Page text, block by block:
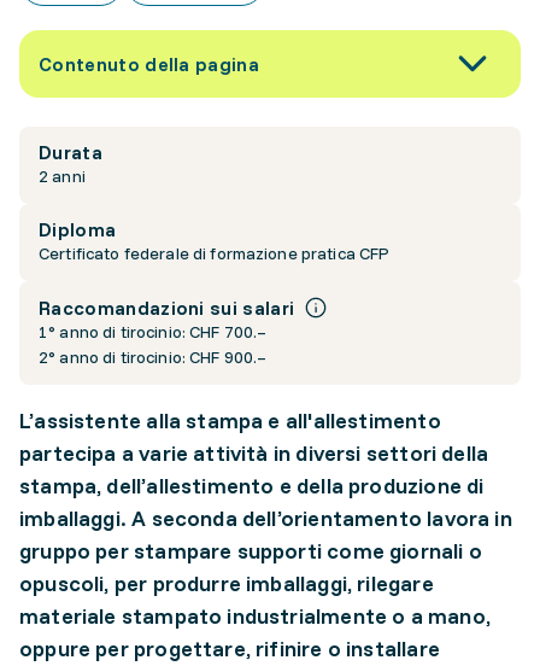
Contenuto della pagina
Durata
2 anni
Diploma
Certificato federale di formazione pratica CFP
Raccomandazioni sui salari
1° anno di tirocinio: CHF 700.–
2° anno di tirocinio: CHF 900.–
L’assistente alla stampa e all'allestimento
partecipa a varie attività in diversi settori della
stampa, dell’allestimento e della produzione di
imballaggi. A seconda dell’orientamento lavora in
gruppo per stampare supporti come giornali o
opuscoli, per produrre imballaggi, rilegare
materiale stampato industrialmente o a mano,
oppure per progettare, rifinire o installare